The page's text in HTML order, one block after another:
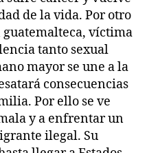
de la vida. Por otro
guatemalteca, víctima
tanto sexual
mayor se une a la
consecuencias
Por ello se ve
y a enfrentar un
ilegal. Su